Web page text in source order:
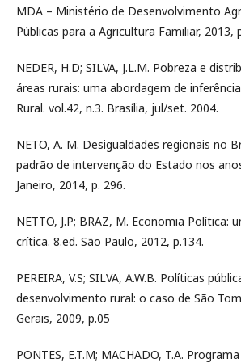
MDA – Ministério de Desenvolvimento
Públicas para a Agricultura Familiar, 2013,
NEDER, H.D; SILVA, J.L.M. Pobreza e
áreas rurais: uma abordagem de
Rural. vol.42, n.3. Brasília, jul/set. 2004.
NETO, A. M. Desigualdades regionais no
padrão de intervenção do Estado nos
Janeiro, 2014, p. 296.
NETTO, J.P; BRAZ, M. Economia Política:
crítica. 8.ed. São Paulo, 2012, p.134.
PEREIRA, V.S; SILVA, A.W.B. Políticas
desenvolvimento rural: o caso de São
Gerais, 2009, p.05
PONTES, E.T.M; MACHADO, T.A.